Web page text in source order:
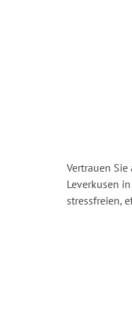
Vertrauen
Leverkusen in
stressfreien,